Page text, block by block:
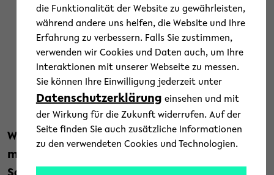
Zellen ziehen bei
Sauerstoffmangel die
Notbremse
19. November 2025
Wenn es menschlichen Zellen an Sauerstoff
mangelt, müssen sie reagieren. Denn ohne
die Funktionalität der Website zu gewährleisten,
während andere uns helfen, die Website und Ihre
Erfahrung zu verbessern. Falls Sie zustimmen,
verwenden wir Cookies und Daten auch, um Ihre
Interaktionen mit unserer Webseite zu messen.
Sie können Ihre Einwilligung jederzeit unter
Datenschutzerklärung einsehen und mit
der Wirkung für die Zukunft widerrufen. Auf der
Seite finden Sie auch zusätzliche Informationen
zu den verwendeten Cookies und Technologien.